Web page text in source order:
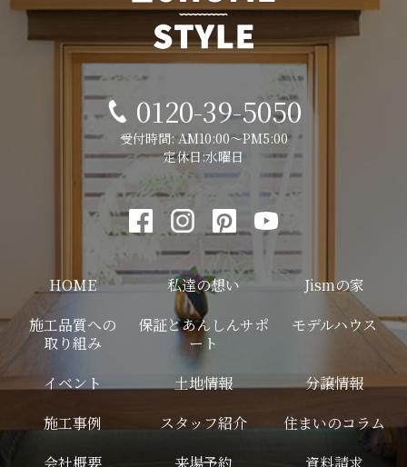
0120-39-5050
受付時間: AM10:00～PM5:00
定休日:水曜日
HOME 私達の想い
Jismの家
施工品質への
取り組み
保証とあんしんサポ
ート
モデルハウス
イベント 土地情報
分譲情報
施工事例
スタッフ紹介
住まいのコラム
会社概要
来場予約 資料請求